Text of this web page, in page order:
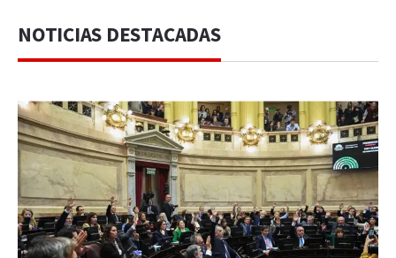
NOTICIAS DESTACADAS